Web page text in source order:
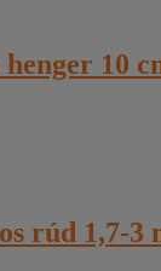
10
rúd 1,7-3